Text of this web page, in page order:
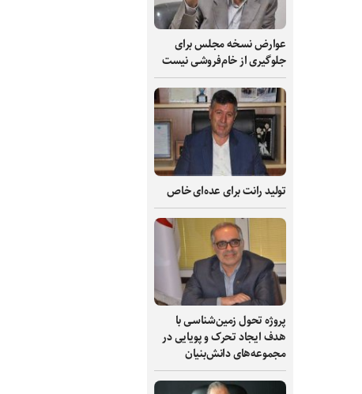
عوارض نسخه مجلس برای
جلوگیری از خام‌فروشی نیست
تولید رانت برای عده‌ای خاص
پروژه تحول زمین‌شناسی با
هدف ایجاد تحرک و پویایی در
مجموعه‌های دانش‌بنیان